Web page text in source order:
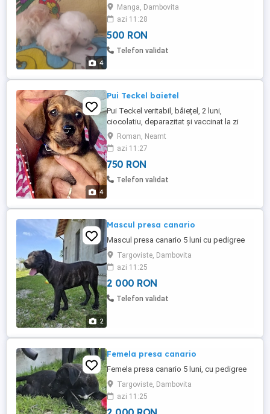
4
Manga, Dambovita
azi 11:28
500 RON
Telefon validat
4
Pui Teckel baietel
Pui Teckel veritabil, băiețel, 2 luni,
ciocolatiu, deparazitat și vaccinat la zi
conform vârstei, cu carnet de sănătate,
tătic cu pedigree, caută căsuță nouă și
stăpâni cărora să le dăruiască iubire
maximă. Este foarte energic, sănătos,
mănâncă fără probleme și a început să-și
Roman, Neamt
azi 11:27
750 RON
Telefon validat
2
Mascul presa canario
Mascul presa canario 5 luni cu pedigree
Targoviste, Dambovita
azi 11:25
2 000 RON
Telefon validat
Femela presa canario
Femela presa canario 5 luni, cu pedigree
Targoviste, Dambovita
azi 11:25